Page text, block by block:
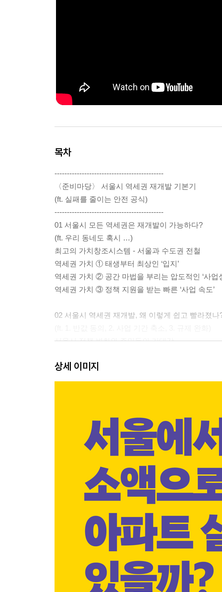
목차
--------------------------------------------
〈준비마당〉 서울시 역세권 재개발 기본기
(ft. 실패를 줄이는 안전 공식)
--------------------------------------------
01 서울시 모든 역세권은 재개발이 가능하다?
(ft. 우리 동네도 혹시 …)
최고의 가치창조시스템 - 서울과 수도권 전철
역세권 가치 ① 태생부터 최상인 ‘입지’
역세권 가치 ② 공간 마법을 부리는 압도적인 ‘사업
역세권 가치 ③ 정책 지원을 받는 빠른 ‘사업 속도’
02 서울시 역세권 재개발, 왜 이렇게 쉽고 빨라졌나
서울시 정책 변화와 주민들의 기대감
2. 사업 기간 축소: 패트스트랙 제공
3. 규제 완화: 땅의 가치 끌어올리기
〈Tip〉 서울시가 지원하는 재개발 정책 수단 3가지
(ft. 신속통합기획, 모아타운, 역세권 재개발)
03 역세권 재개발, 어떻게 규제의 선을 넘었나?
(ft. 용도지역과 용적률)
용도지역 - 땅을 나누고 적절한 이름표 붙이기
용도지구 - 용도지역에 붙인 특별한 규칙(규제)
용도지역에 따라 달라지는 용적률 - 역세권 상향 추
역세권 재개발의 매력 - 법령과 조례 상한선이 뜷린
04 역세권 어디에 있는 물건을 사야 아파트를 받을
알쏭달쏭 역세권? 투자에 주의할 것!
역세권 거리 재기 ① 역 중심 ‘점’에서 동심원 그리기
역세권 거리 재기 ② 개찰구 ‘입구’에서 동심원 그리
상세 이미지